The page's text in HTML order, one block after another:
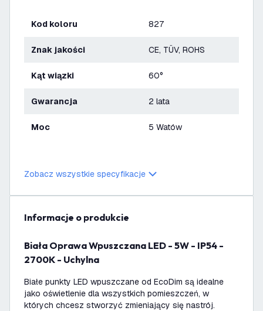
Kod koloru 827
Znak jakości CE, TÜV, ROHS
Kąt wiązki 60°
Gwarancja 2 lata
Moc 5 Watów
Zobacz wszystkie specyfikacje
informacje o produkcie
Biała Oprawa Wpuszczana LED - 5W - IP54 -
2700K - Uchylna
Białe punkty LED wpuszczane od EcoDim są idealne
jako oświetlenie dla wszystkich pomieszczeń, w
których chcesz stworzyć zmieniający się nastrój.